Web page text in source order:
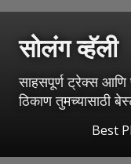
सोलंग व्हॅली
साहसपूर्ण ट्रेक्स आणि
ठिकाण तुमच्यासाठी
Best